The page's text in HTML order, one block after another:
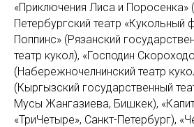
«Приключения Лиса и Поросенка»
Петербургский театр «Кукольный
Поппинс» (Рязанский
театр кукол), «Господин
(Набережночелнинский театр
(Кыргызский государственный
Мусы Жангазиева, Бишкек),
«ТриЧетыре», Санкт-Петербург),